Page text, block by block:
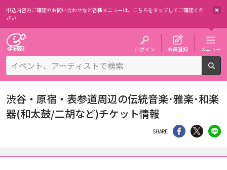
申込内容のご確認やお問い合わせなど各種メニューは、 こちらをタップしてご確認くだ
さい
ログイン 会員登録 メニュー
渋谷・原宿・表参道周辺の伝統音楽･雅楽･和楽
器(和太鼓/二胡など)チケット情報
SHARE シェア Twitter